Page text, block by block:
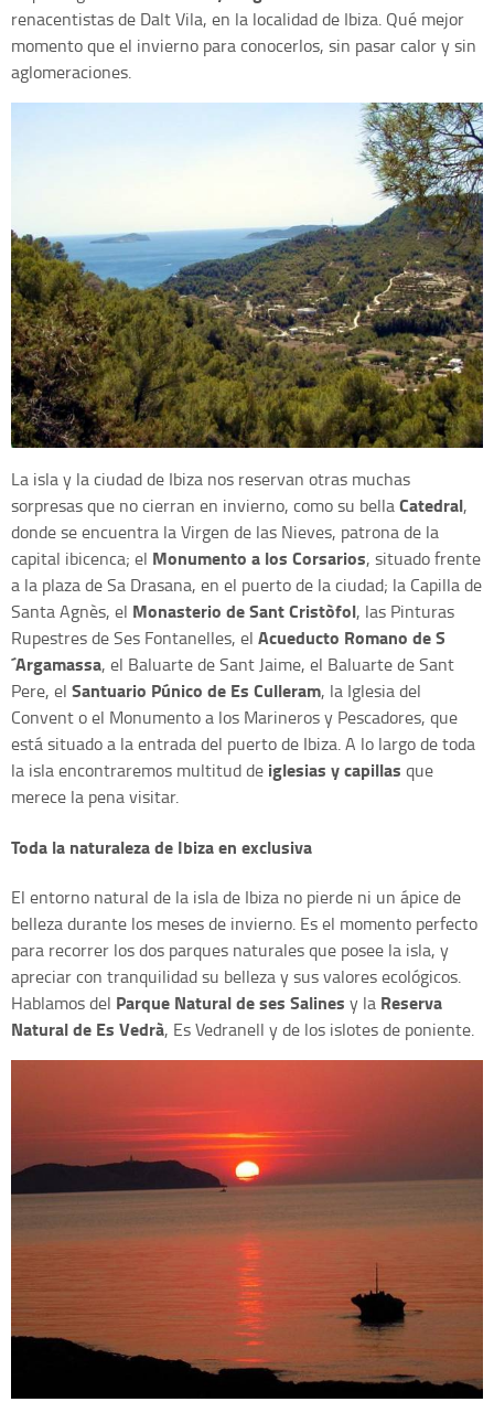
renacentistas de Dalt Vila, en la localidad de Ibiza. Qué mejor
momento que el invierno para conocerlos, sin pasar calor y sin
aglomeraciones.
La isla y la ciudad de Ibiza nos reservan otras muchas
sorpresas que no cierran en invierno, como su bellaCatedral,
donde se encuentra la Virgen de las Nieves, patrona de la
capital ibicenca; el Monumento a los Corsarios, situado frente
a la plaza de Sa Drasana, en el puerto de la ciudad; la Capilla de
Santa Agnès, el Monasterio de Sant Cristòfol, las Pinturas
Rupestres de Ses Fontanelles, el Acueducto Romano de S
´Argamassa, el Baluarte de Sant Jaime, el Baluarte de Sant
Pere, el Santuario Púnico de Es Culleram, la Iglesia del
Convent o el Monumento a los Marineros y Pescadores, que
está situado a la entrada del puerto de Ibiza. A lo largo de toda
la isla encontraremos multitud de iglesias y capillas que
merece la pena visitar.
Toda la naturaleza de Ibiza en exclusiva
El entorno natural de la isla de Ibiza no pierde ni un ápice de
belleza durante los meses de invierno. Es el momento perfecto
para recorrer los dos parques naturales que posee la isla, y
apreciar con tranquilidad su belleza y sus valores ecológicos.
Hablamos del Parque Natural de ses Salines y la Reserva
Natural de Es Vedrà, Es Vedranell y de los islotes de poniente.